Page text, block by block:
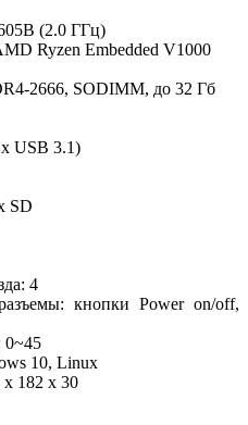
(2.0 ГГц)
Ryzen Embedded V1000
2666, SODIMM, до 32 Гб
USB 3.1)
SD
4
кнопки Power on/off,
0~45
10, Linux
182 x 30